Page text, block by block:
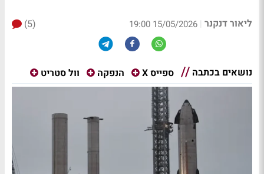
ליאור דנקנר |
15/05/2026 19:00
(5)
נושאים בכתבה ספייס X הנפקה וול סטריט